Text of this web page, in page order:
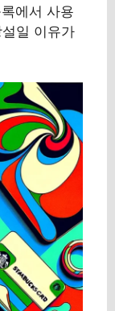
에서 사용
일 이유가